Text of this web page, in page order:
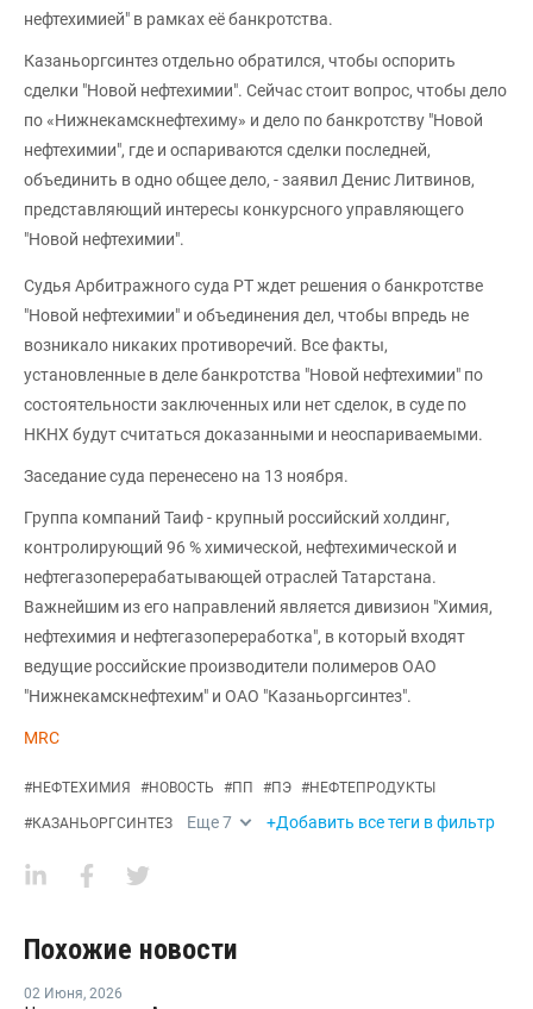
нефтехимией" в рамках её банкротства.
Казаньоргсинтез отдельно обратился, чтобы оспорить
сделки "Новой нефтехимии". Сейчас стоит вопрос, чтобы дело
по «Нижнекамскнефтехиму» и дело по банкротству "Новой
нефтехимии", где и оспариваются сделки последней,
объединить в одно общее дело, - заявил Денис Литвинов,
представляющий интересы конкурсного управляющего
"Новой нефтехимии".
Судья Арбитражного суда РТ ждет решения о банкротстве
"Новой нефтехимии" и объединения дел, чтобы впредь не
возникало никаких противоречий. Все факты,
установленные в деле банкротства "Новой нефтехимии" по
состоятельности заключенных или нет сделок, в суде по
НКНХ будут считаться доказанными и неоспариваемыми.
Заседание суда перенесено на 13 ноября.
Группа компаний Таиф - крупный российский холдинг,
контролирующий 96 % химической, нефтехимической и
нефтегазоперерабатывающей отраслей Татарстана.
Важнейшим из его направлений является дивизион "Химия,
нефтехимия и нефтегазопереработка", в который входят
ведущие российские производители полимеров ОАО
"Нижнекамскнефтехим" и ОАО "Казаньоргсинтез".
MRC
#НЕФТЕХИМИЯ #НОВОСТЬ #ПП #ПЭ #НЕФТЕПРОДУКТЫ
#КАЗАНЬОРГСИНТЕЗ Еще7 +Добавить все теги в фильтр
Похожие новости
02 Июня, 2026